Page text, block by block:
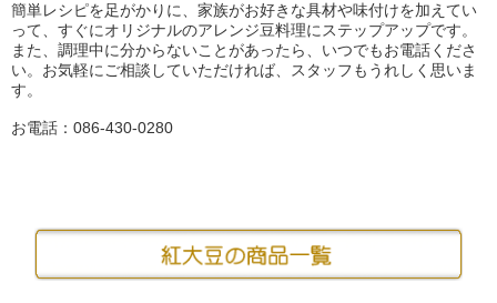
簡単レシピを足がかりに、家族がお好きな具材や味付けを加えてい
って、すぐにオリジナルのアレンジ豆料理にステップアップです。
また、調理中に分からないことがあったら、いつでもお電話くださ
い。お気軽にご相談していただければ、スタッフもうれしく思いま
す。
お電話：086-430-0280